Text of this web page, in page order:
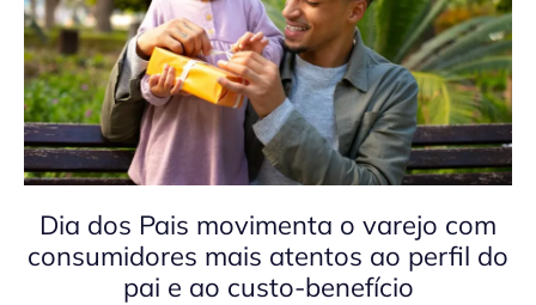
Dia dos Pais movimenta o varejo com
consumidores mais atentos ao perfil do
pai e ao custo-benefício